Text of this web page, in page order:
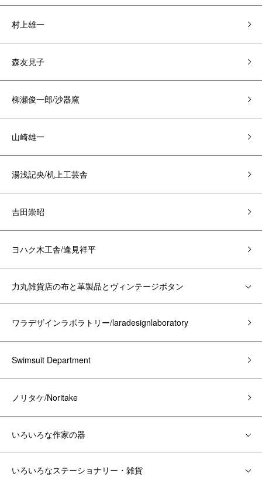
村上雄一
森友見子
柳瀬俊一郎/沙器窯
山崎雄一
湯浅記央/机上工芸舎
吉田崇昭
ヨハク木工舎/逢見祥平
力丸雑貨店の布と革製品とヴィンテージボタン
ワラデザインラボラトリー/laradesignlaboratory
Swimsuit Department
ノリタケ/Noritake
いろいろな作家の器
いろいろなステーショナリー・雑貨